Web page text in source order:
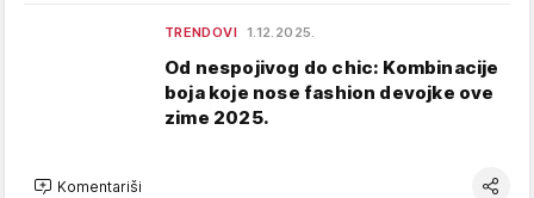
TRENDOVI 1.12.2025.
Od nespojivog do chic: Kombinacije
boja koje nose fashion devojke ove
zime 2025.
Komentariši